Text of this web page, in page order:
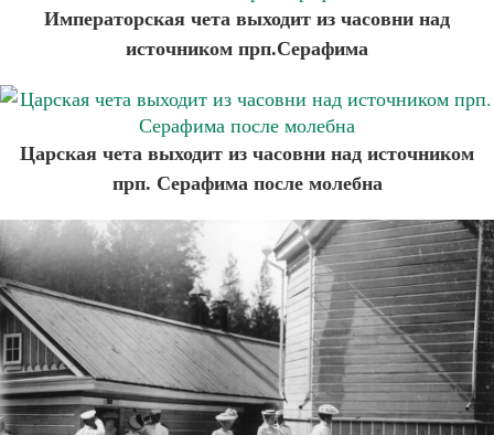
Императорская чета выходит из часовни над
источником прп.Серафима
Царская чета выходит из часовни над источником
прп. Серафима после молебна